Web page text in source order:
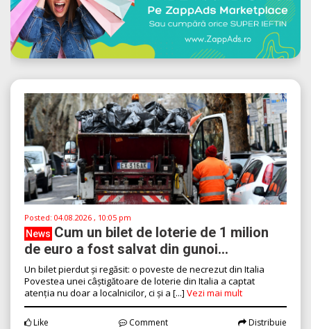
Posted: 04.08.2026 , 10:05 pm
News Cum un bilet de loterie de 1 milion
de euro a fost salvat din gunoi...
Un bilet pierdut și regăsit: o poveste de necrezut din Italia
Povestea unei câștigătoare de loterie din Italia a captat
atenția nu doar a localnicilor, ci și a [...] Vezi mai mult
Like Comment Distribuie